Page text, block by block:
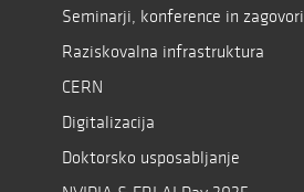
Seminarji, konference in zagovori
Raziskovalna infrastruktura
CERN
Digitalizacija
Doktorsko usposabljanje